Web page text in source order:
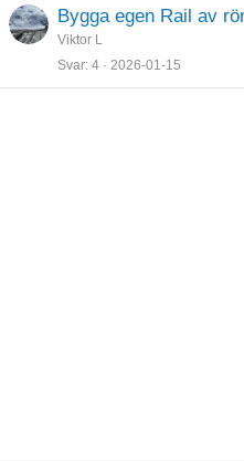
Bygga egen Rail av
Viktor L
Svar 4 2026-01-15